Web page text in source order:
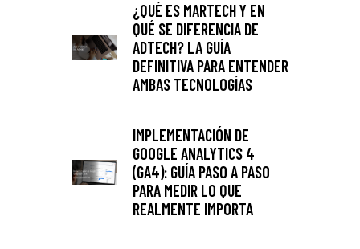
¿QUÉ ES MARTECH Y EN
QUÉ SE DIFERENCIA DE
ADTECH? LA GUÍA
DEFINITIVA PARA ENTENDER
AMBAS TECNOLOGÍAS
IMPLEMENTACIÓN DE
GOOGLE ANALYTICS 4
(GA4): GUÍA PASO A PASO
PARA MEDIR LO QUE
REALMENTE IMPORTA